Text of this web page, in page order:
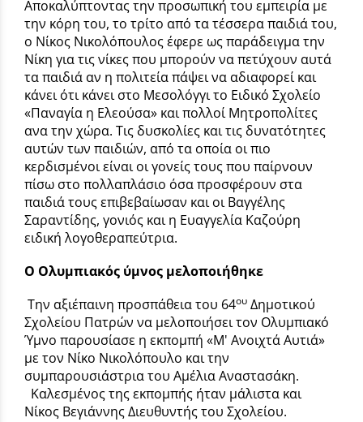
Αποκαλύπτοντας την προσωπική του εμπειρία με
την κόρη του, το τρίτο από τα τέσσερα παιδιά του,
ο Νίκος Νικολόπουλος έφερε ως παράδειγμα την
Νίκη για τις νίκες που μπορούν να πετύχουν αυτά
τα παιδιά αν η πολιτεία πάψει να αδιαφορεί και
κάνει ότι κάνει στο Μεσολόγγι το Ειδικό Σχολείο
«Παναγία η Ελεούσα» και πολλοί Μητροπολίτες
ανα την χώρα. Τις δυσκολίες και τις δυνατότητες
αυτών των παιδιών, από τα οποία οι πιο
κερδισμένοι είναι οι γονείς τους που παίρνουν
πίσω στο πολλαπλάσιο όσα προσφέρουν στα
παιδιά τους επιβεβαίωσαν και οι Βαγγέλης
Σαραντίδης, γονιός και η Ευαγγελία Καζούρη
ειδική λογοθεραπεύτρια.
Ο Ολυμπιακός ύμνος μελοποιήθηκε
Την αξιέπαινη προσπάθεια του 64ου Δημοτικού
Σχολείου Πατρών να μελοποιήσει τον Ολυμπιακό
Ύμνο παρουσίασε η εκπομπή «Μ' Ανοιχτά Αυτιά»
με τον Νίκο Νικολόπουλο και την
συμπαρουσιάστρια του Αμέλια Αναστασάκη.
Καλεσμένος της εκπομπής ήταν μάλιστα και
Νίκος Βεγιάννης Διευθυντής του Σχολείου.